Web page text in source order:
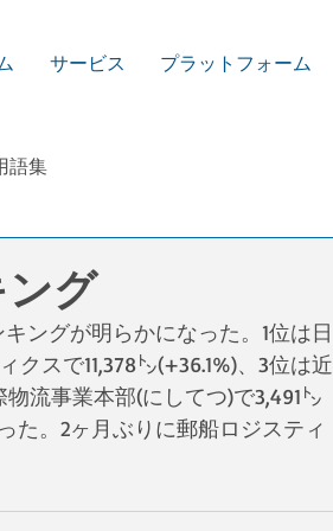
サービス プラットフォーム
語集
グ
ングが明らかになった。1位は日
クスで11,378㌧(+36.1%)、3位は近
流事業本部(にしてつ)で3,491㌧
た。2ヶ月ぶりに郵船ロジスティ